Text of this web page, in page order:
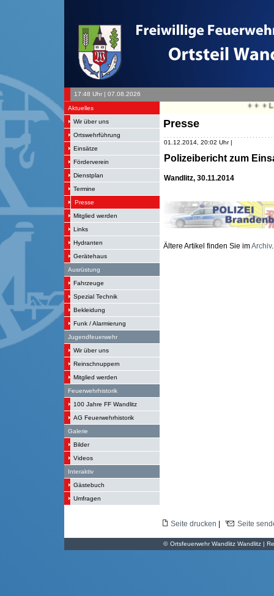
17:48 Uhr | 07.08.2026
Aktuelles
Wir über uns
Ortswehrführung
Einsätze
Förderverein
Dienstplan
Termine
Presse
Mitglied werden
Links
Hydranten
Gerätehaus
Ausrüstung
Fahrzeuge
Spezial Technik
Bekleidung
Funk / Alarmierung
Jugendfeuerwehr
Wir über uns
Reinschnuppern
Mitglied werden
Feuerwehrhistorik
100 Jahre FF Wandlitz
AG Feuerwehrhistorik
Galerie
Bilder
Videos
Interaktiv
Gästebuch
Umfragen
+ + +
Presse
01.12.2014, 20:02 Uhr |
Polizeibericht zum
Wandlitz, 30.11.2014
Ältere Artikel finden Sie imArchiv.
Seite drucken Seite
© Ortsfeuerwehr Wandlitz Wandlitz |